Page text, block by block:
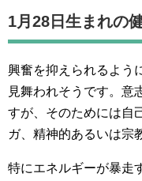
1月28日生まれの
興奮を抑えられるよう
見舞われそうです。意
すが、そのためには自
ガ、精神的あるいは宗
特にエネルギーが暴走